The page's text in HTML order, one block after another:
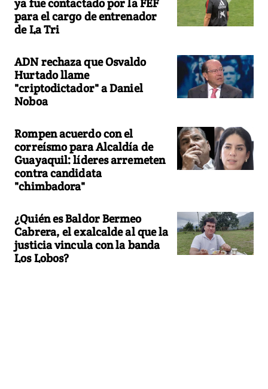
ya fue contactado por la FEF
para el cargo de entrenador
de La Tri
ADN rechaza que Osvaldo
Hurtado llame
"criptodictador" a Daniel
Noboa
Rompen acuerdo con el
correísmo para Alcaldía de
Guayaquil: líderes arremeten
contra candidata
"chimbadora"
¿Quién es Baldor Bermeo
Cabrera, el exalcalde al que la
justicia vincula con la banda
Los Lobos?